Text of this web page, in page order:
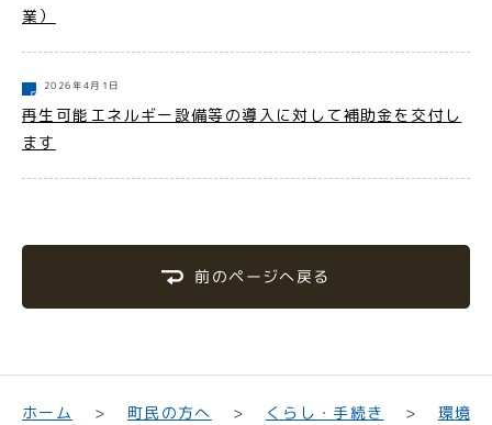
業）
2026年4月1日
再生可能エネルギー設備等の導入に対して補助金を交付し
ます
前のページへ戻る
ホーム 町民の方へ くらし・手続き 環境